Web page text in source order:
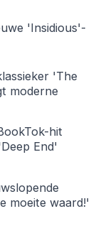
'Insidious'-
'The
moderne
hit
End'
moeite waard!'